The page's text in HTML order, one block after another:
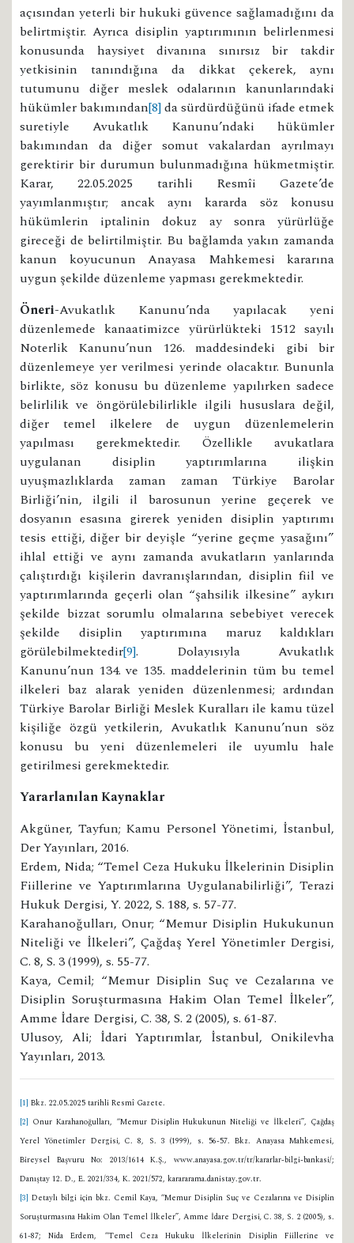
açısından yeterli bir hukuki güvence sağlamadığını da
belirtmiştir. Ayrıca disiplin yaptırımının belirlenmesi
konusunda haysiyet divanına sınırsız bir takdir
yetkisinin tanındığına da dikkat çekerek, aynı
tutumunu diğer meslek odalarının kanunlarındaki
hükümler bakımından[8]da sürdürdüğünü ifade etmek
suretiyle Avukatlık Kanunu’ndaki hükümler
bakımından da diğer somut vakalardan ayrılmayı
gerektirir bir durumun bulunmadığına hükmetmiştir.
Karar, 22.05.2025 tarihli Resmîi Gazete’de
yayımlanmıştır; ancak aynı kararda söz konusu
hükümlerin iptalinin dokuz ay sonra yürürlüğe
gireceği de belirtilmiştir. Bu bağlamda yakın zamanda
kanun koyucunun Anayasa Mahkemesi kararına
uygun şekilde düzenleme yapması gerekmektedir.
Öneri-Avukatlık Kanunu’nda yapılacak yeni
düzenlemede kanaatimizce yürürlükteki 1512 sayılı
Noterlik Kanunu’nun 126. maddesindeki gibi bir
düzenlemeye yer verilmesi yerinde olacaktır. Bununla
birlikte, söz konusu bu düzenleme yapılırken sadece
belirlilik ve öngörülebilirlikle ilgili hususlara değil,
diğer temel ilkelere de uygun düzenlemelerin
yapılması gerekmektedir. Özellikle avukatlara
uygulanan disiplin yaptırımlarına ilişkin
uyuşmazlıklarda zaman zaman Türkiye Barolar
Birliği’nin, ilgili il barosunun yerine geçerek ve
dosyanın esasına girerek yeniden disiplin yaptırımı
tesis ettiği, diğer bir deyişle “yerine geçme yasağını”
ihlal ettiği ve aynı zamanda avukatların yanlarında
çalıştırdığı kişilerin davranışlarından, disiplin fiil ve
yaptırımlarında geçerli olan “şahsilik ilkesine” aykırı
şekilde bizzat sorumlu olmalarına sebebiyet verecek
şekilde disiplin yaptırımına maruz kaldıkları
görülebilmektedir[9]. Dolayısıyla Avukatlık
Kanunu’nun 134. ve 135. maddelerinin tüm bu temel
ilkeleri baz alarak yeniden düzenlenmesi; ardından
Türkiye Barolar Birliği Meslek Kuralları ile kamu tüzel
kişiliğe özgü yetkilerin, Avukatlık Kanunu’nun söz
konusu bu yeni düzenlemeleri ile uyumlu hale
getirilmesi gerekmektedir.
Yararlanılan Kaynaklar
Akgüner, Tayfun; Kamu Personel Yönetimi, İstanbul,
Der Yayınları, 2016.
Erdem, Nida; “Temel Ceza Hukuku İlkelerinin Disiplin
Fiillerine ve Yaptırımlarına Uygulanabilirliği”, Terazi
Hukuk Dergisi, Y. 2022, S. 188, s. 57-77.
Karahanoğulları, Onur; “Memur Disiplin Hukukunun
Niteliği ve İlkeleri”, Çağdaş Yerel Yönetimler Dergisi,
C. 8, S. 3 (1999), s. 55-77.
Kaya, Cemil; “Memur Disiplin Suç ve Cezalarına ve
Disiplin Soruşturmasına Hakim Olan Temel İlkeler”,
Amme İdare Dergisi, C. 38, S. 2 (2005), s. 61-87.
Ulusoy, Ali; İdari Yaptırımlar, İstanbul, Onikilevha
Yayınları, 2013.
[1] Bkz. 22.05.2025 tarihli Resmî Gazete.
[2] Onur Karahanoğulları, “Memur Disiplin Hukukunun Niteliği ve İlkeleri”, Çağdaş
Yerel Yönetimler Dergisi, C. 8, S. 3 (1999), s. 56-57. Bkz. Anayasa Mahkemesi,
Bireysel Başvuru No: 2013/1614 K.Ş., www.anayasa.gov.tr/tr/kararlar-bilgi-bankasi/;
Danıştay 12. D., E. 2021/334, K. 2021/572, karararama.danistay.gov.tr.
[3] Detaylı bilgi için bkz. Cemil Kaya, “Memur Disiplin Suç ve Cezalarına ve Disiplin
Soruşturmasına Hakim Olan Temel İlkeler”, Amme İdare Dergisi,C. 38, S. 2 (2005), s.
61-87; Nida Erdem, “Temel Ceza Hukuku İlkelerinin Disiplin Fiillerine ve